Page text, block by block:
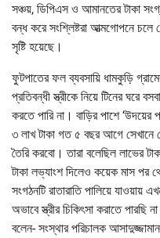
সঞ্চয়, ডিপিএস ও আমানতের টাকা
বন্ধ করে সংশ্লিষ্টরা আত্মগোপনে
সৃষ্টি হয়েছে।
ফুটপাতের ফল ব্যবসায়ি ধামকুড়ি
প্রতিবন্ধী স্ত্রীকে নিয়ে টিনের
করতে পারি না। বাড়ির পাশে
৩ লাখ টাকা গত ৫ বছর আগে সেখানে
তৈরি করবো। তারা বলেছিল লাভের
টাকা লভ্যাংশ দিলেও কয়েক মাস পর
সংগঠনটি রাতারাতি পালিয়ে যাওয়ায়
অভাবে স্ত্রীর চিকিৎসা করাতে পারছি
বলেন- সংস্থার পরিচালক